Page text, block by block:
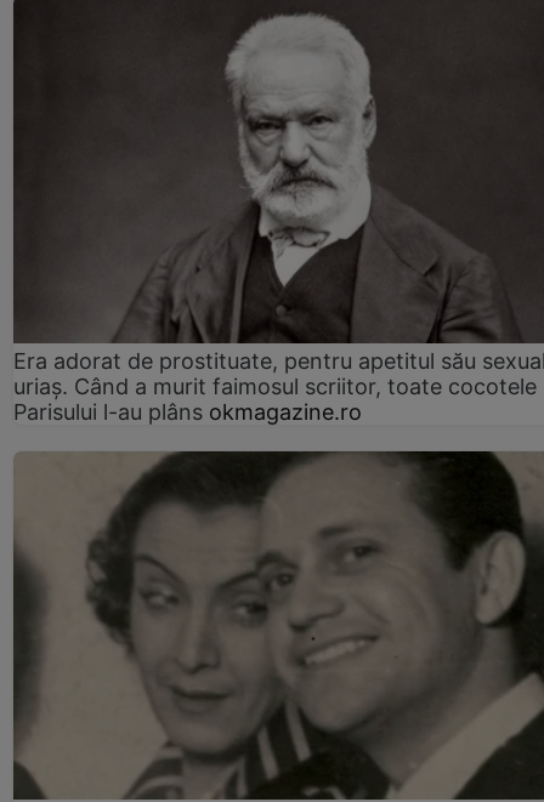
Era adorat de prostituate, pentru apetitul său
uriaș. Când a murit faimosul scriitor, toate cocotele
Parisului l-au plâns okmagazine.ro